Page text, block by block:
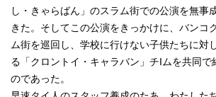
し・きゃらばん」のスラム街での公演を無事
きた。そしてこの公演をきっかけに、バンコ
ム街を巡回し、学校に行けない子供たちに対
る「クロントイ・キャラバン」チIムを共同で
のであった。